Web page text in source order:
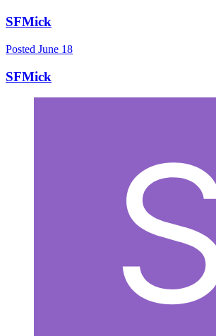
SFMick
Posted June 18
SFMick